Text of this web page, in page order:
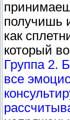
получишь
как
который
Группа 2.
все